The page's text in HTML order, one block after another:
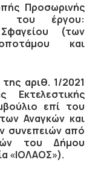
Προσωρινής
του έργου:
Σφαγείου (των
και
αριθ. 1/2021
επί του
Αναγκών και
συνεπειών από
του Δήμου
«ΙΟΛΑΟΣ»).